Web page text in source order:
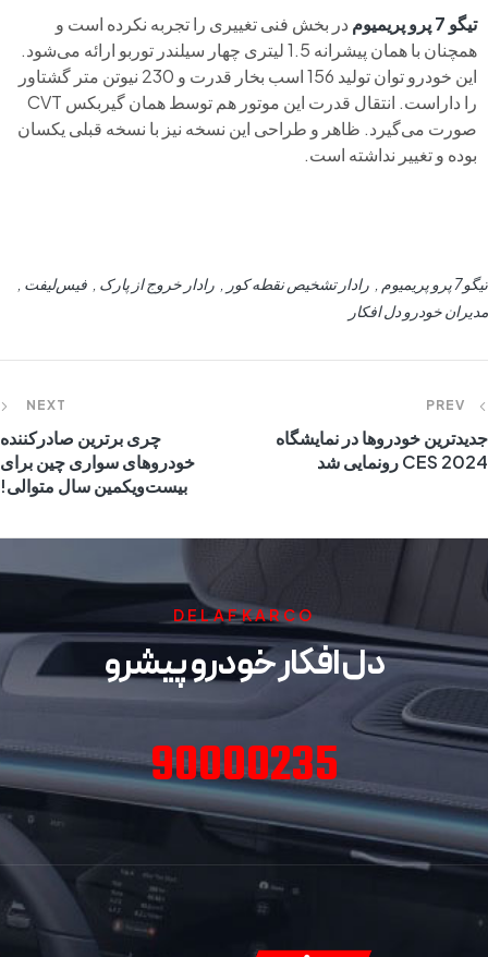
تیگو 7 پرو پریمیوم
در بخش فنی تغییری را تجربه نکرده است و
همچنان با همان پیشرانه 1.5 لیتری چهار سیلندر توربو ارائه می‌شود.
این خودرو توان تولید 156 اسب بخار قدرت و 230 نیوتن متر گشتاور
را داراست. انتقال قدرت این موتور هم توسط همان گیربکس CVT
صورت می‌گیرد. ظاهر و طراحی این نسخه نیز با نسخه قبلی یکسان
بوده و تغییر نداشته است.
تیگو7 پرو پریمیوم رادار تشخیص نقطه کور رادار خروج از پارک
فیس‌لیفت
مدیران خودرو دل افکار
PREV
جدیدترین خودروها در نمایشگاه
CES 2024 رونمایی شد
NEXT
چری برترین صادرکننده
خودروهای سواری چین برای
بیست‌و‌یکمین سال متوالی!
DELAFKARCO
دل افکار خودرو پیشرو
90000235